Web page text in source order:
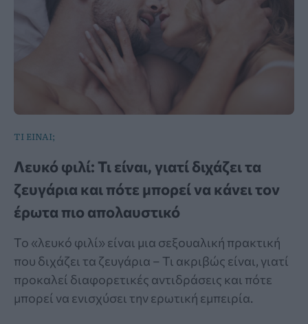
ΤΙ ΕΙΝΑΙ;
Λευκό φιλί: Τι είναι, γιατί διχάζει τα
ζευγάρια και πότε μπορεί να κάνει τον
έρωτα πιο απολαυστικό
Το «λευκό φιλί» είναι μια σεξουαλική πρακτική
που διχάζει τα ζευγάρια – Τι ακριβώς είναι, γιατί
προκαλεί διαφορετικές αντιδράσεις και πότε
μπορεί να ενισχύσει την ερωτική εμπειρία.